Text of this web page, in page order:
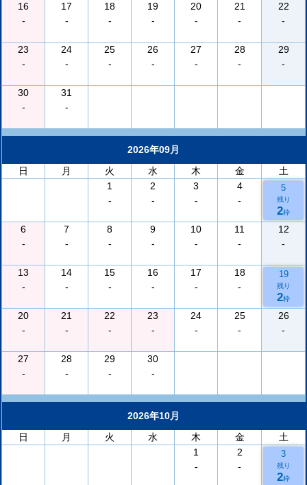
16
-
17
-
18
-
19
-
20
-
21
-
22
-
23
-
24
-
25
-
26
-
27
-
28
-
29
-
30
-
31
-
2026年09月
日
月 火 水 木 金
土
1
-
2
-
3
-
4
-
5
残り
2枠
6
-
7
-
8
-
9
-
10
-
11
-
12
-
13
-
14
-
15
-
16
-
17
-
18
-
19
残り
2枠
20
-
21
-
22
-
23
-
24
-
25
-
26
-
27
-
28
-
29
-
30
-
2026年10月
日
月 火 水 木 金
土
1
-
2
-
3
残り
2枠